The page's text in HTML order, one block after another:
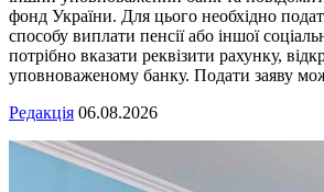
фонд України. Для цього необхідно
способу виплати пенсії або іншої
потрібно вказати реквізити рахунку,
уповноваженому банку. Подати заяву
Редакція 06.08.2026